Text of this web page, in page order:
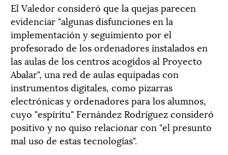
El Valedor consideró que la quejas parecen
evidenciar "algunas disfunciones en la
implementación y seguimiento por el
profesorado de los ordenadores instalados en
las aulas de los centros acogidos al Proyecto
Abalar", una red de aulas equipadas con
instrumentos digitales, como pizarras
electrónicas y ordenadores para los alumnos,
cuyo "espíritu" Fernández Rodríguez consideró
positivo y no quiso relacionar con "el presunto
mal uso de estas tecnologías".